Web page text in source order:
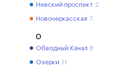
Невский проспект 2
Новочеркасская 7
О
Обводный Канал 8
Озерки 11